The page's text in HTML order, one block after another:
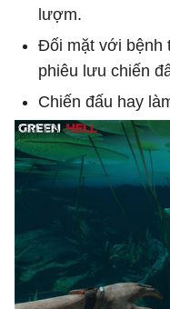
lượm.
Đối mặt với bệnh
phiêu lưu chiến
Chiến đấu hay